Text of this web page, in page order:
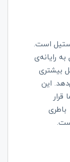
است.
رایانه‌ی
بیشتری
این